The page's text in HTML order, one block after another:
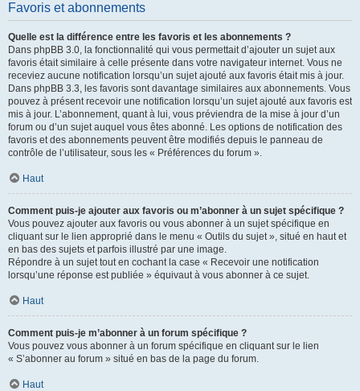
Favoris et abonnements
Quelle est la différence entre les favoris et les abonnements ?
Dans phpBB 3.0, la fonctionnalité qui vous permettait d’ajouter un sujet aux
favoris était similaire à celle présente dans votre navigateur internet. Vous ne
receviez aucune notification lorsqu’un sujet ajouté aux favoris était mis à jour.
Dans phpBB 3.3, les favoris sont davantage similaires aux abonnements. Vous
pouvez à présent recevoir une notification lorsqu’un sujet ajouté aux favoris est
mis à jour. L’abonnement, quant à lui, vous préviendra de la mise à jour d’un
forum ou d’un sujet auquel vous êtes abonné. Les options de notification des
favoris et des abonnements peuvent être modifiés depuis le panneau de
contrôle de l’utilisateur, sous les « Préférences du forum ».
Haut
Comment puis-je ajouter aux favoris ou m’abonner à un sujet spécifique ?
Vous pouvez ajouter aux favoris ou vous abonner à un sujet spécifique en
cliquant sur le lien approprié dans le menu « Outils du sujet », situé en haut et
en bas des sujets et parfois illustré par une image.
Répondre à un sujet tout en cochant la case « Recevoir une notification
lorsqu’une réponse est publiée » équivaut à vous abonner à ce sujet.
Haut
Comment puis-je m’abonner à un forum spécifique ?
Vous pouvez vous abonner à un forum spécifique en cliquant sur le lien
« S’abonner au forum » situé en bas de la page du forum.
Haut